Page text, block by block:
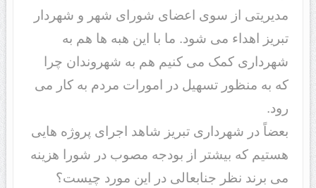
مدیریتی از سوی اعضای شورای شهر و شهردار
تبریز اهداء می شود. ما با این هبه ها هم به
شهرداری کمک می کنیم هم به شهروندان چرا
که به منظور تسهیل در امورات مردم به کار می
رود.
بعضاً در شهرداری تبریز شاهد اجرای پروژه هایی
هستیم که بیشتر از بودجه مصوب در شورا هزینه
می برند نظر جنابعالی در این مورد چیست؟